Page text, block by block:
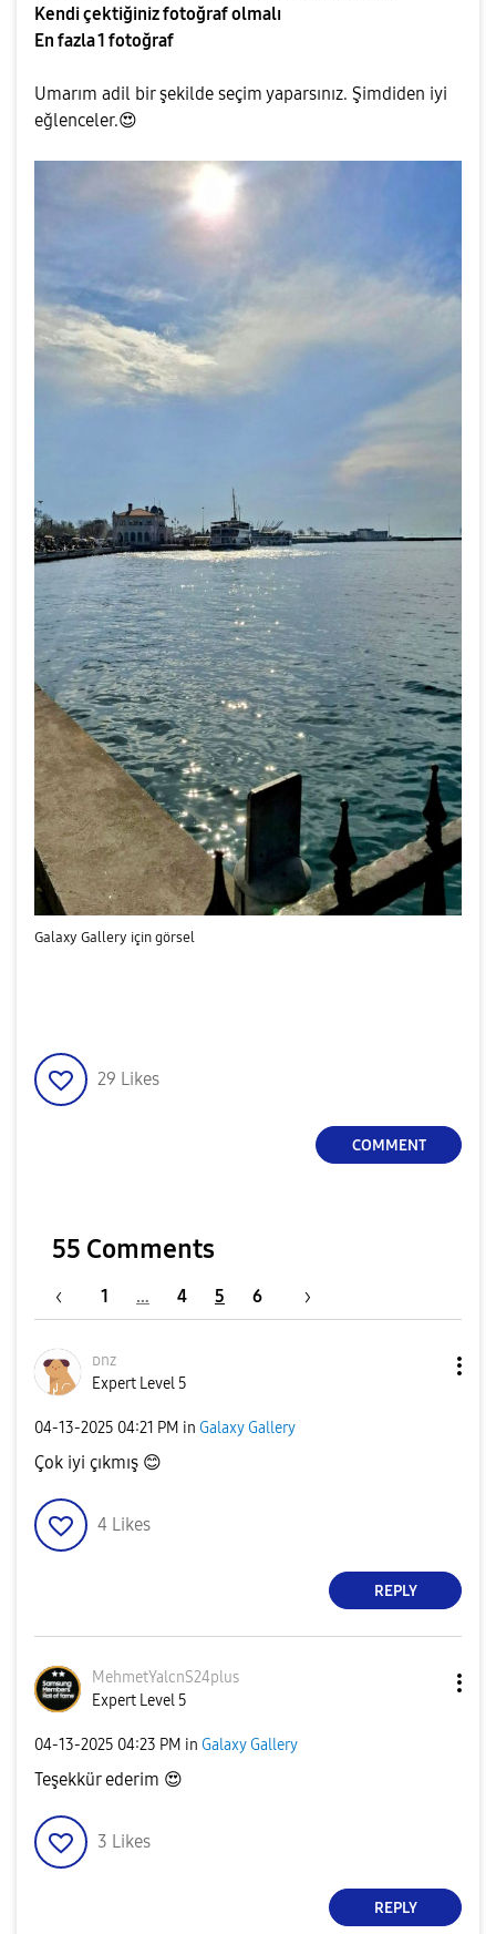
Kendi çektiğiniz fotoğraf olmalı
En fazla 1 fotoğraf
Umarım adil bir şekilde seçim yaparsınız. Şimdiden iyi
eğlenceler.😍
Galaxy Gallery için görsel
29 Likes
COMMENT
55 Comments
1 … 4 5 6
ᴅnz
Expert Level 5
‎04-13-2025 04:21 PM in Galaxy Gallery
Çok iyi çıkmış 😊
4 Likes
REPLY
MehmetYalcnS24plus
Expert Level 5
‎04-13-2025 04:23 PM in Galaxy Gallery
Teşekkür ederim 😍
3 Likes
REPLY